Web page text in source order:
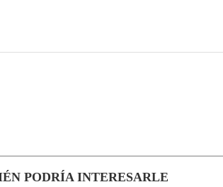
PODRÍA INTERESARLE